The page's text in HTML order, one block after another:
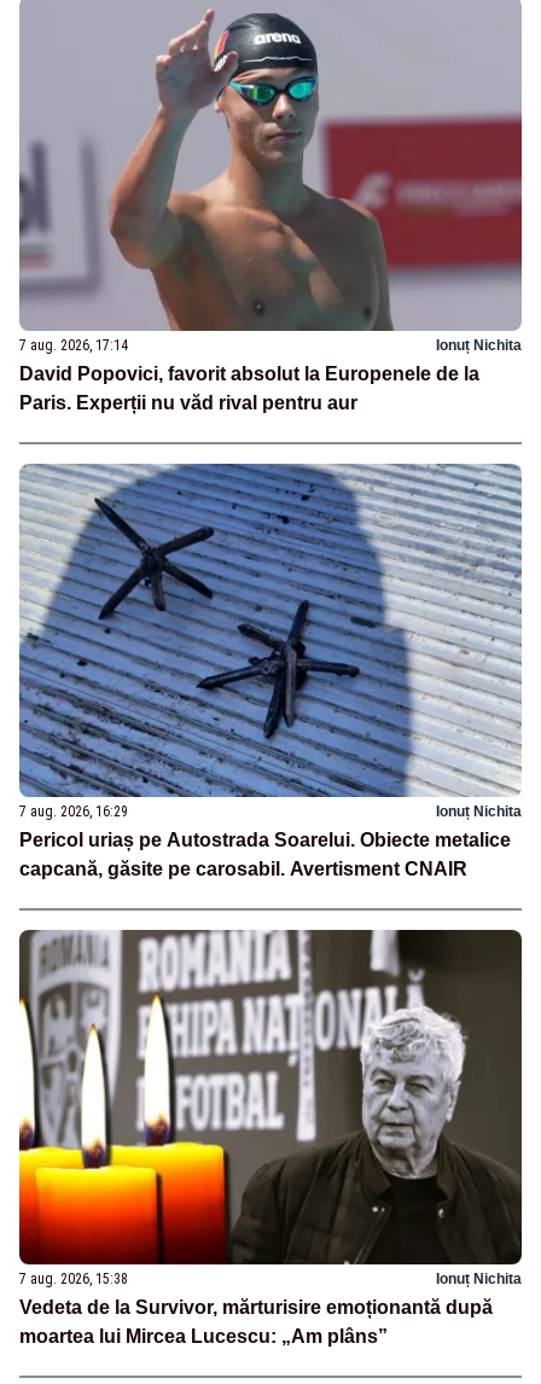
7 aug. 2026, 17:14 Ionuț Nichita
David Popovici, favorit absolut la Europenele de la
Paris. Experții nu văd rival pentru aur
7 aug. 2026, 16:29 Ionuț Nichita
Pericol uriaș pe Autostrada Soarelui. Obiecte metalice
capcană, găsite pe carosabil. Avertisment CNAIR
7 aug. 2026, 15:38 Ionuț Nichita
Vedeta de la Survivor, mărturisire emoționantă după
moartea lui Mircea Lucescu: „Am plâns”